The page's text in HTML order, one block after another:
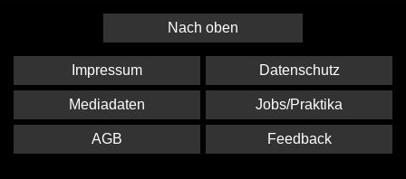
Nach oben
Impressum Datenschutz
Mediadaten Jobs/Praktika
AGB Feedback